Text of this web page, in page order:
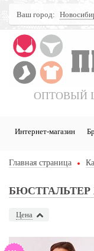
Ваш город:
ОПТОВЫЙ
Интернет-магазин
Главная страница
Цена